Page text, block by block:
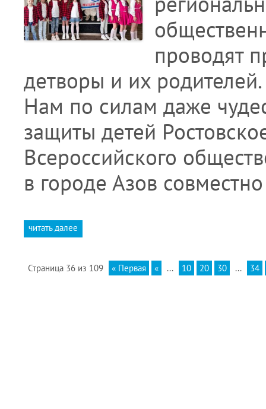
проводят
детворы и их
Нам по силам даже
защиты детей
Всероссийского
в городе Азов
читать далее
Страница 36 из 109 « Первая « ... 10 20 30 ... 34